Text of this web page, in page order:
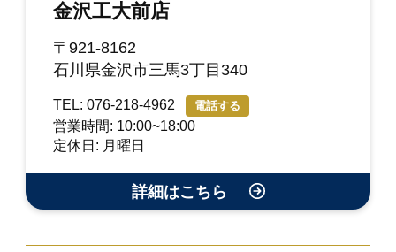
金沢工大前店
〒921-8162
石川県金沢市三馬3丁目340
TEL: 076-218-4962 電話する
営業時間: 10:00~18:00
定休日: 月曜日
詳細はこちら